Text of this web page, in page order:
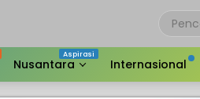
Nusantara Internasional